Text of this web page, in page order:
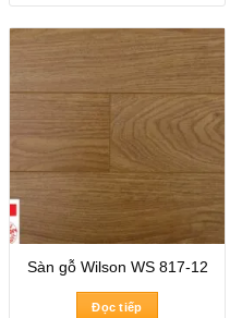
Sàn gỗ Wilson WS 817-12
Đọc tiếp